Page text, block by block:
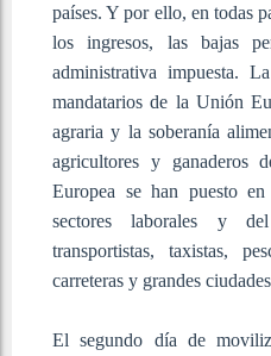
países. Y por ello, en todas
los ingresos, las bajas
administrativa impuesta.
mandatarios de la Unión
agraria y la soberanía
agricultores y ganaderos
Europea se han puesto
sectores laborales y
transportistas, taxistas,
carreteras y grandes
El segundo día de